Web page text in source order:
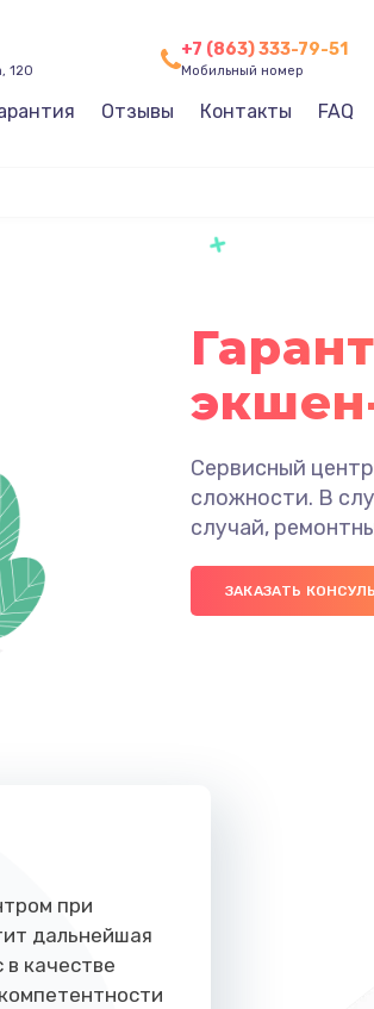
120
+7 (863) 333-79-51
Мобильный номер
Отзывы Контакты FAQ
Сервисный
сложности. В
случай,
ЗАКАЗАТЬ
при
дальнейшая
в качестве